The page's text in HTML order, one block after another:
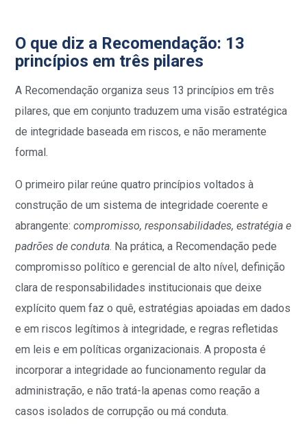
O que diz a Recomendação: 13
princípios em três pilares
A Recomendação organiza seus 13 princípios em três
pilares, que em conjunto traduzem uma visão estratégica
de integridade baseada em riscos, e não meramente
formal.
O primeiro pilar reúne quatro princípios voltados à
construção de um sistema de integridade coerente e
abrangente:compromisso, responsabilidades, estratégia e
padrões de conduta. Na prática, a Recomendação pede
compromisso político e gerencial de alto nível, definição
clara de responsabilidades institucionais que deixe
explícito quem faz o quê, estratégias apoiadas em dados
e em riscos legítimos à integridade, e regras refletidas
em leis e em políticas organizacionais. A proposta é
incorporar a integridade ao funcionamento regular da
administração, e não tratá-la apenas como reação a
casos isolados de corrupção ou má conduta.